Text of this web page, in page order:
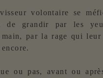
volontaire se
de grandir par les
par la rage qui leur
ou pas, avant ou